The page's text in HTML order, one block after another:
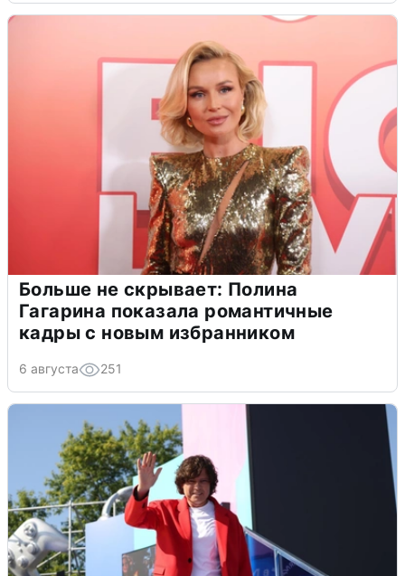
Больше не скрывает: Полина
Гагарина показала романтичные
кадры с новым избранником
6 августа 251